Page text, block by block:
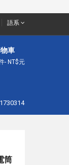
語系
車
- NT$元
筒